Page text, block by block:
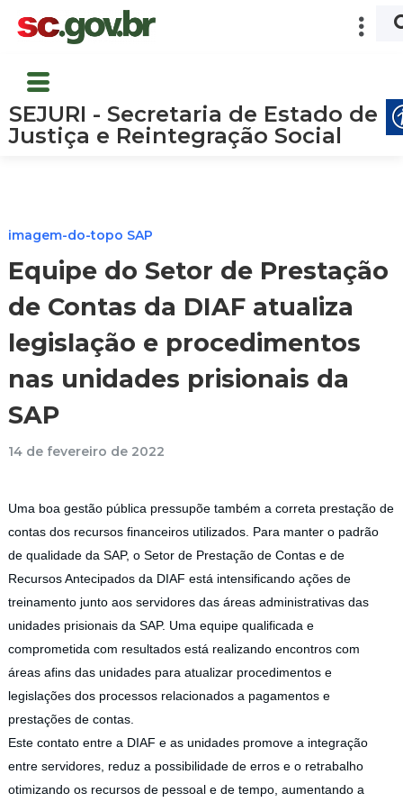
SEJURI - Secretaria de Estado de
Justiça e Reintegração Social
imagem-do-topo SAP
Equipe do Setor de Prestação
de Contas da DIAF atualiza
legislação e procedimentos
nas unidades prisionais da
SAP
14 de fevereiro de 2022
Uma boa gestão pública pressupõe também a correta prestação de
contas dos recursos financeiros utilizados. Para manter o padrão
de qualidade da SAP, o Setor de Prestação de Contas e de
Recursos Antecipados da DIAF está intensificando ações de
treinamento junto aos servidores das áreas administrativas das
unidades prisionais da SAP. Uma equipe qualificada e
comprometida com resultados está realizando encontros com
áreas afins das unidades para atualizar procedimentos e
legislações dos processos relacionados a pagamentos e
prestações de contas.
Este contato entre a DIAF e as unidades promove a integração
entre servidores, reduz a possibilidade de erros e o retrabalho
otimizando os recursos de pessoal e de tempo, aumentando a